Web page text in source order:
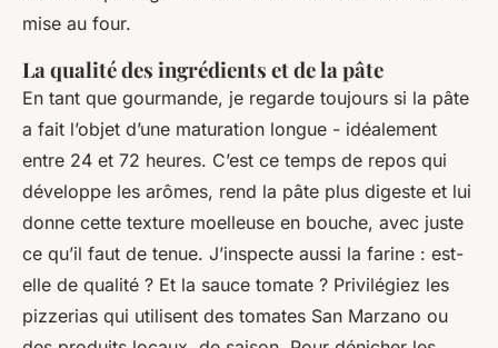
mise au four.
La qualité des ingrédients et de la pâte
En tant que gourmande, je regarde toujours si la pâte
a fait l’objet d’une maturation longue - idéalement
entre 24 et 72 heures. C’est ce temps de repos qui
développe les arômes, rend la pâte plus digeste et lui
donne cette texture moelleuse en bouche, avec juste
ce qu’il faut de tenue. J’inspecte aussi la farine : est-
elle de qualité ? Et la sauce tomate ? Privilégiez les
pizzerias qui utilisent des tomates San Marzano ou